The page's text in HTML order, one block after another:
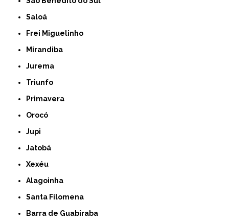
Saloá
Frei Miguelinho
Mirandiba
Jurema
Triunfo
Primavera
Orocó
Jupi
Jatobá
Xexéu
Alagoinha
Santa Filomena
Barra de Guabiraba